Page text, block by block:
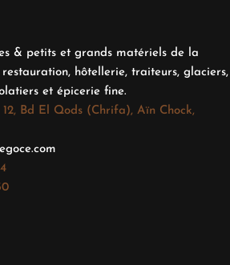
& petits et grands matériels de la
hôtellerie, traiteurs, glaciers,
et épicerie fine.
Bd El Qods (Chrifa), Aïn Chock,